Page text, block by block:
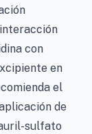
con
en
el
de
sulfato